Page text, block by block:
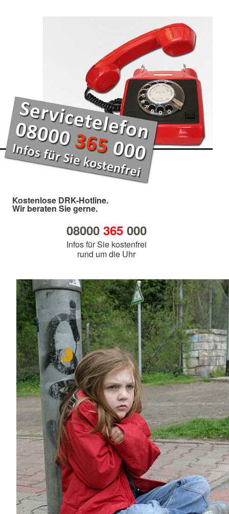
Kostenlose DRK-Hotline.
Wir beraten Sie gerne.
08000 365000
Infos für Sie kostenfrei
rund um die Uhr